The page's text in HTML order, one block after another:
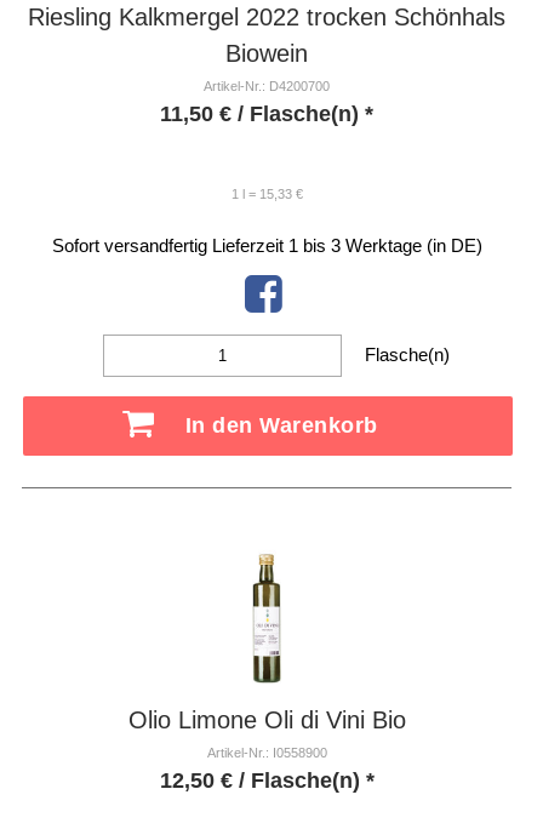
Riesling Kalkmergel 2022 trocken Schönhals
Biowein
Artikel-Nr.: D4200700
11,50 € / Flasche(n) *
1 l = 15,33 €
Sofort versandfertig Lieferzeit 1 bis 3 Werktage (in DE)
Flasche(n)
In den Warenkorb
Olio Limone Oli di Vini Bio
Artikel-Nr.: I0558900
12,50 €/ Flasche(n) *